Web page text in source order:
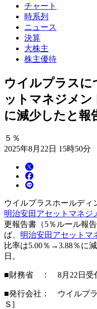
チャート
時系列
ニュース
決算
大株主
株主優待
ウイルプラスに
ットマネジメン
に減少したと報
５％
2025年8月22日 15時50分
ウイルプラスホールディ
明治安田アセットマネジ
更報告書（5％ルール報
ば、 明治安田アセットマ
比率は5.00％→3.88％に
日。
■財務省 ： 8月22日受
■発行会社： ウイルプ
Ｓ]